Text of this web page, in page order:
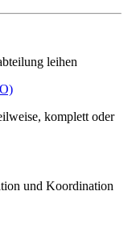
leihen
komplett oder
und Koordination